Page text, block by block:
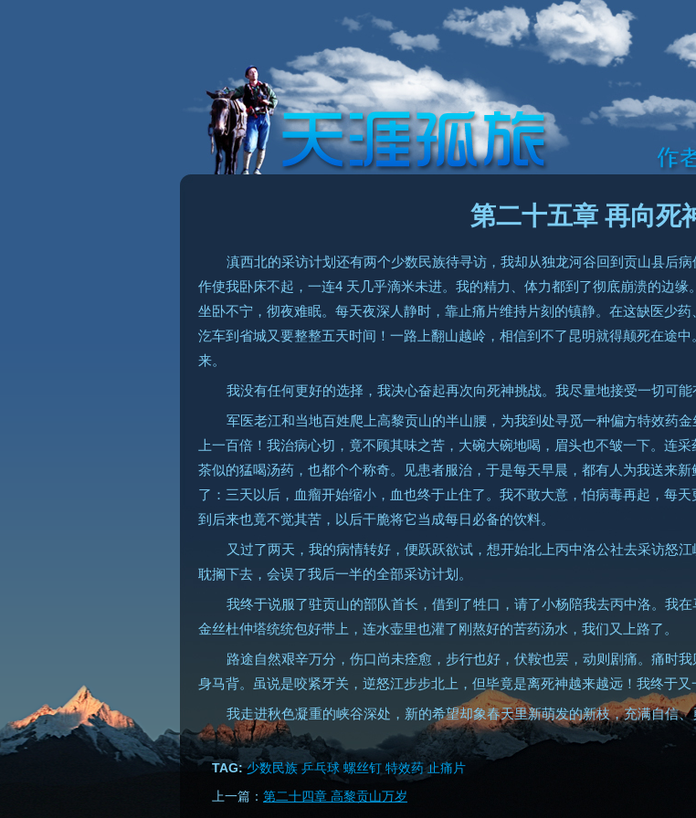
第二十五章 再向死
滇西北的采访计划还有两个少数民族待寻访，我却从独龙河谷回到贡山县后
作使我卧床不起，一连4 天几乎滴米未进。我的精力、体力都到了彻底崩溃的边
坐卧不宁，彻夜难眠。每天夜深人静时，靠止痛片维持片刻的镇静。在这缺医少
汔车到省城又要整整五天时间！一路上翻山越岭，相信到不了昆明就得颠死在途
来。
我没有任何更好的选择，我决心奋起再次向死神挑战。我尽量地接受一切可
军医老江和当地百姓爬上高黎贡山的半山腰，为我到处寻觅一种偏方特效药
上一百倍！我治病心切，竟不顾其味之苦，大碗大碗地喝，眉头也不皱一下。连
茶似的猛喝汤药，也都个个称奇。见患者服治，于是每天早晨，都有人为我送来
了：三天以后，血瘤开始缩小，血也终于止住了。我不敢大意，怕病毒再起，每
到后来也竟不觉其苦，以后干脆将它当成每日必备的饮料。
又过了两天，我的病情转好，便跃跃欲试，想开始北上丙中洛公社去采访怒
耽搁下去，会误了我后一半的全部采访计划。
我终于说服了驻贡山的部队首长，借到了牲口，请了小杨陪我去丙中洛。我
金丝杜仲塔统统包好带上，连水壶里也灌了刚熬好的苦药汤水，我们又上路了。
路途自然艰辛万分，伤口尚未痊愈，步行也好，伏鞍也罢，动则剧痛。痛时
身马背。虽说是咬紧牙关，逆怒江步步北上，但毕竟是离死神越来越远！我终于
我走进秋色凝重的峡谷深处，新的希望却象春天里新萌发的新枝，充满自信
TAG: 少数民族 乒乓球 螺丝钉 特效药 止痛片
上一篇： 第二十四章 高黎贡山万岁